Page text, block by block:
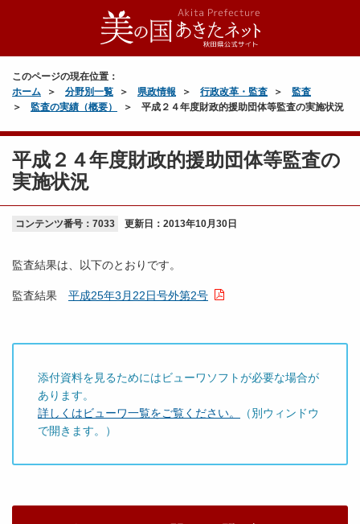
このページの現在位置：
ホーム
分野別一覧 県政情報 行政改革・監査
監査
監査の実績（概要）
平成２４年度財政的援助団体等監査の実施状況
平成２４年度財政的援助団体等監査の
実施状況
コンテンツ番号：7033 更新日： 2013年10月30日
監査結果は、以下のとおりです。
監査結果 平成25年3月22日号外第2号
添付資料を見るためにはビューワソフトが必要な場合が
あります。
詳しくはビューワ一覧をご覧ください。
（別ウィンドウ
で開きます。）